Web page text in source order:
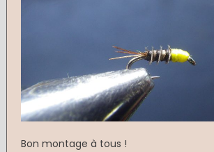
Bon montage à tous !